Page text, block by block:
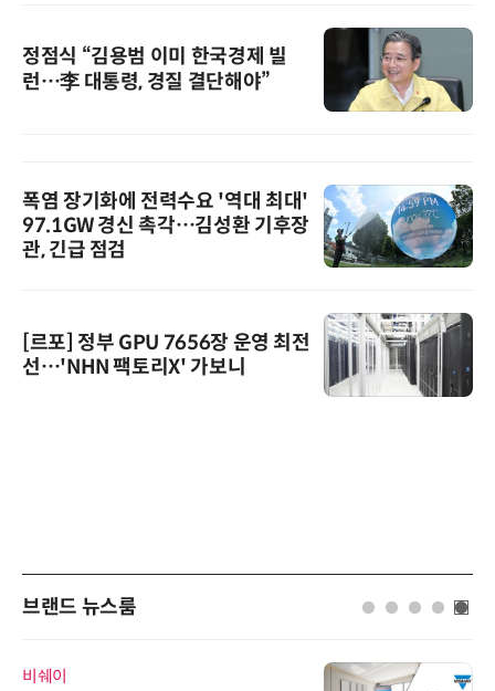
정점식 “김용범 이미 한국경제 빌
런…李 대통령, 경질 결단해야”
폭염 장기화에 전력수요 '역대 최대'
97.1GW 경신 촉각…김성환 기후장
관, 긴급 점검
[르포] 정부 GPU 7656장 운영 최전
선…'NHN 팩토리X' 가보니
브랜드 뉴스룸
비쉐이